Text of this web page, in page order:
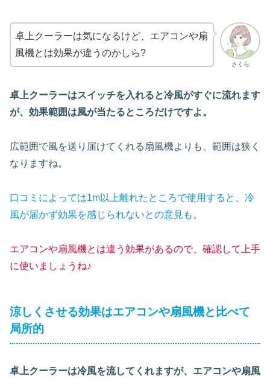
さくら
卓上クーラーは気になるけど、エアコンや扇
風機とは効果が違うのかしら?
卓上クーラーはスイッチを入れると冷風がすぐに流れます
が、効果範囲は風が当たるところだけですよ。
広範囲で風を送り届けてくれる扇風機よりも、範囲は狭く
なりますね。
口コミによっては1m以上離れたところで使用すると、冷
風が届かず効果を感じられないとの意見も。
エアコンや扇風機とは違う効果があるので、確認して上手
に使いましょうね♪
涼しくさせる効果はエアコンや扇風機と比べて
局所的
卓上クーラーは冷風を流してくれますが、エアコンや扇風